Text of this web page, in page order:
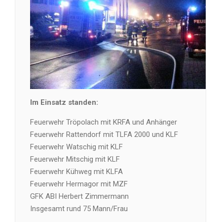
Im Einsatz standen:
Feuerwehr Tröpolach mit KRFA und Anhänger
Feuerwehr Rattendorf mit TLFA 2000 und KLF
Feuerwehr Watschig mit KLF
Feuerwehr Mitschig mit KLF
Feuerwehr Kühweg mit KLFA
Feuerwehr Hermagor mit MZF
GFK ABI Herbert Zimmermann
Insgesamt rund 75 Mann/Frau